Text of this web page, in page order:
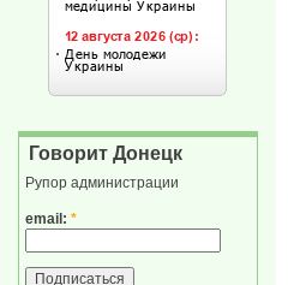
Говорит Донецк
Рупор администрации
email: *